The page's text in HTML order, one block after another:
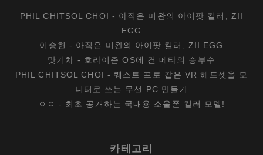
PHIL CHITSOL CHOI - 아직은 미완의 아이팟 킬러, ZII
EGG
이승헌 - 아직은 미완의 아이팟 킬러, ZII EGG
맛기차 - 호라이즌 OS에 건 메타의 승부수
PHIL CHITSOL CHOI -퀘스트 프로 같은 VR 헤드셋을 모
니터로 쓰는 무선 PC 만들기
ㅇㅇ - 최초 공개하는 국내용 소울폰 컬러 모델!
카테고리